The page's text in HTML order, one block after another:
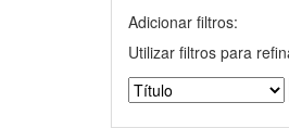
Adicionar filtros:
Utilizar filtros para